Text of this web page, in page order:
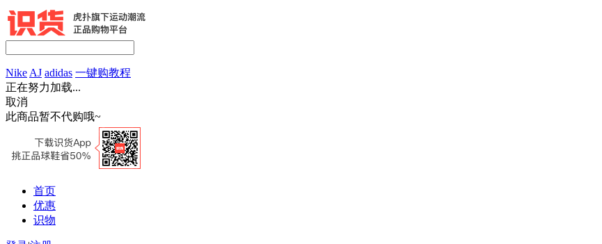
Nike AJ adidas 一键购教程
正在努力加载...
取消
此商品暂不代购哦~
首页
优惠
识物